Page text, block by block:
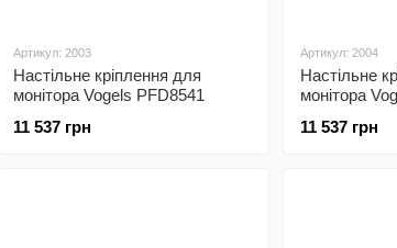
Артикул: 2003
Настільне кріплення для
монітора Vogels PFD8541
11 537 грн
Артикул: 2004
Настільне
монітора
11 537 грн